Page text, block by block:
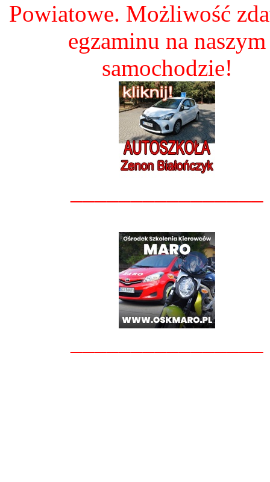
Powiatowe. Możliwość
egzaminu na naszym
samochodzie!